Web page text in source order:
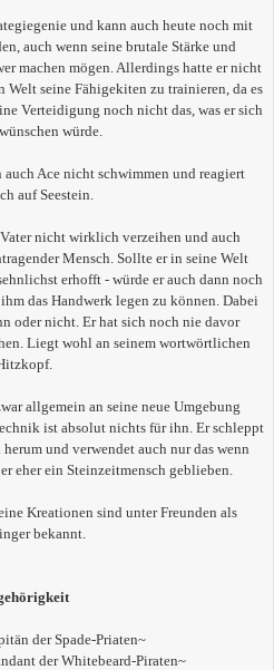
und kann auch heute noch mit
auch wenn seine brutale Stärke und
machen mögen. Allerdings hatte er nicht
seine Fähigekiten zu trainieren, da es
Verteidigung noch nicht das, was er sich
würde.
Ace nicht schwimmen und reagiert
auf Seestein.
nicht wirklich verzeihen und auch
Mensch. Sollte er in seine Welt
erhofft - würde er auch dann noch
das Handwerk legen zu können. Dabei
oder nicht. Er hat sich noch nie davor
Liegt wohl an seinem wortwörtlichen
allgemein an seine neue Umgebung
ist absolut nichts für ihn. Er schleppt
und verwendet auch nur das wenn
eher ein Steinzeitmensch geblieben.
Kreationen sind unter Freunden als
bekannt.
der Spade-Priaten~
der Whitebeard-Piraten~